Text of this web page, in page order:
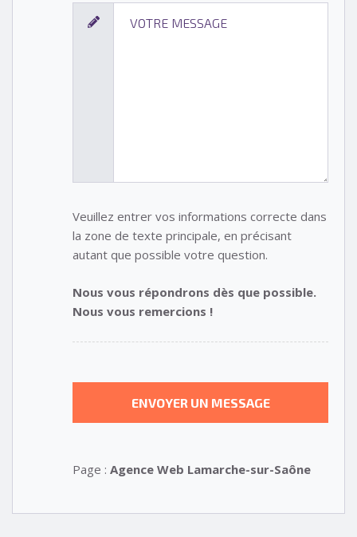
Veuillez entrer vos informations correcte dans
la zone de texte principale, en précisant
autant que possible votre question.
Nous vous répondrons dès que possible.
Nous vous remercions !
Page : Agence Web Lamarche-sur-Saône